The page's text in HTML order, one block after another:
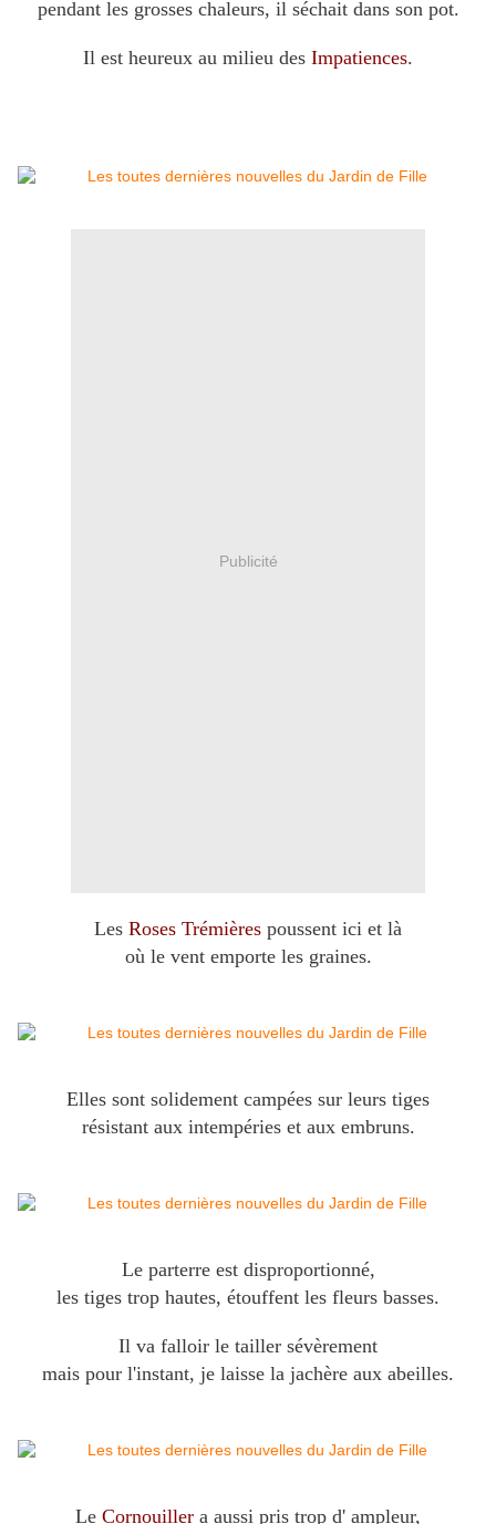
pendant les grosses chaleurs, il séchait dans son pot.
Il est heureux au milieu des Impatiences.
Publicité
Les Roses Trémières poussent ici et là
où le vent emporte les graines.
Elles sont solidement campées sur leurs tiges
résistant aux intempéries et aux embruns.
Le parterre est disproportionné,
les tiges trop hautes, étouffent les fleurs basses.
Il va falloir le tailler sévèrement
mais pour l'instant, je laisse la jachère aux abeilles.
Le Cornouiller a aussi pris trop d' ampleur,